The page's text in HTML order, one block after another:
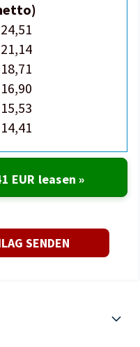
EUR leasen »
SENDEN